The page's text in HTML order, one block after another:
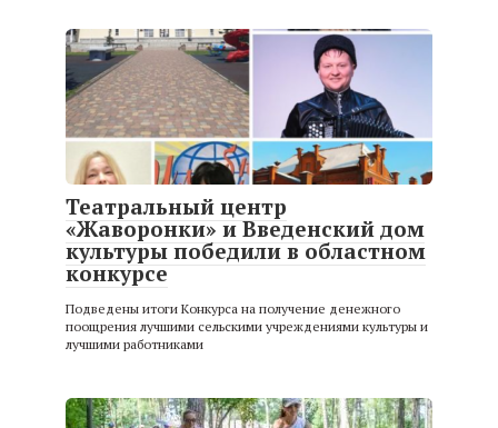
Театральный центр
«Жаворонки» и Введенский дом
культуры победили в областном
конкурсе
Подведены итоги Конкурса на получение денежного
поощрения лучшими сельскими учреждениями культуры и
лучшими работниками